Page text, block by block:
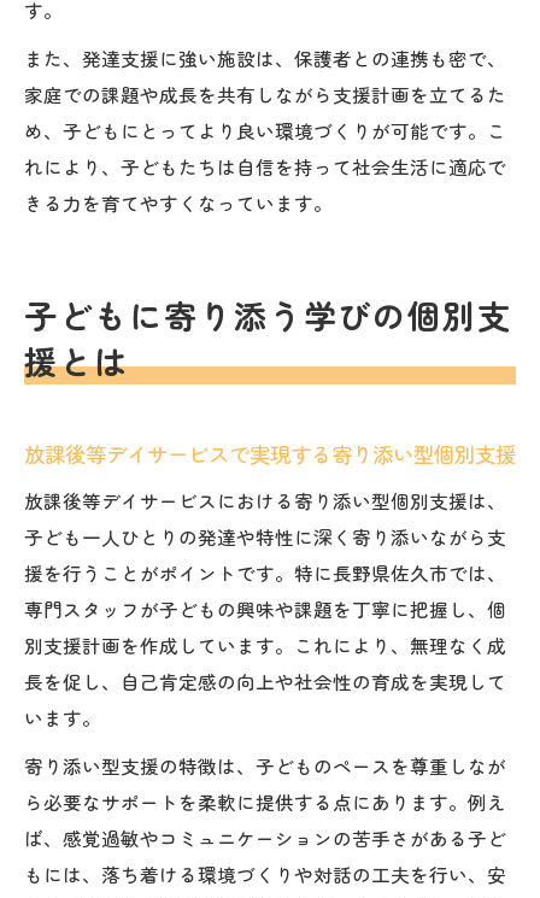
す。
また、発達支援に強い施設は、保護者との連携も密で、
家庭での課題や成長を共有しながら支援計画を立てるた
め、子どもにとってより良い環境づくりが可能です。こ
れにより、子どもたちは自信を持って社会生活に適応で
きる力を育てやすくなっています。
子どもに寄り添う学びの個別支
援とは
放課後等デイサービスで実現する寄り添い型個別支援
放課後等デイサービスにおける寄り添い型個別支援は、
子ども一人ひとりの発達や特性に深く寄り添いながら支
援を行うことがポイントです。特に長野県佐久市では、
専門スタッフが子どもの興味や課題を丁寧に把握し、個
別支援計画を作成しています。これにより、無理なく成
長を促し、自己肯定感の向上や社会性の育成を実現して
います。
寄り添い型支援の特徴は、子どものペースを尊重しなが
ら必要なサポートを柔軟に提供する点にあります。例え
ば、感覚過敏やコミュニケーションの苦手さがある子ど
もには、落ち着ける環境づくりや対話の工夫を行い、安